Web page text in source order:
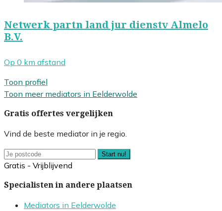
Netwerk partn land jur dienstv Almelo
B.V.
Op 0 km afstand
Toon profiel
Toon meer mediators in Eelderwolde
Gratis offertes vergelijken
Vind de beste mediator in je regio.
Start nu!
Gratis - Vrijblijvend
Specialisten in andere plaatsen
Mediators in Eelderwolde